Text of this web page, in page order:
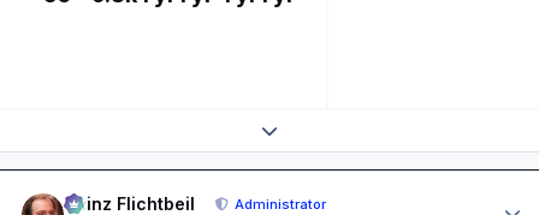
Expand topic overview
Heinz Flichtbeil Administrator